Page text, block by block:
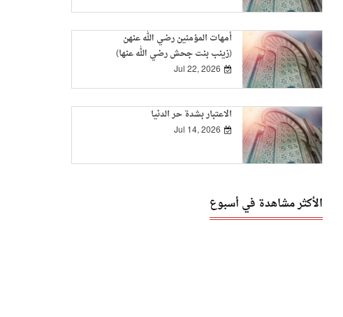
أمهات المؤمنين رضي الله عنهن
(زينب بنت جحش رضي الله عنها)
Jul 22, 2026
الاعتبار بشدة حر الدنيا
Jul 14, 2026
الأكثر مشاهدة في أسبوع